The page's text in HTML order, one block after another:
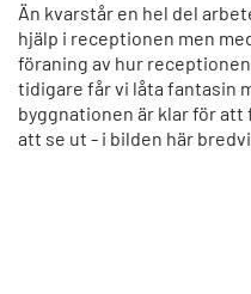
Än kvarstår en hel del
hjälp i receptionen men
föraning av hur
tidigare får vi låta fantasin
byggnationen är klar för att
att se ut - i bilden här